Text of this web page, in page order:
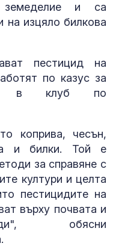
земеделие и са
на изцяло билкова
пестицид на
по казус за
в клуб по
коприва, чесън,
и билки. Той е
за справяне с
култури и целта
пестицидите на
върху почвата и
обясни